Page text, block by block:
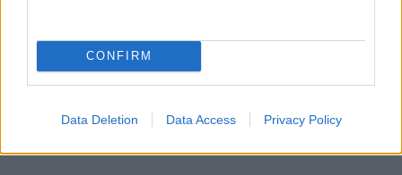
CONFIRM
Data Deletion Data Access Privacy Policy